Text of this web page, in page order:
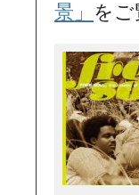
景」 をご